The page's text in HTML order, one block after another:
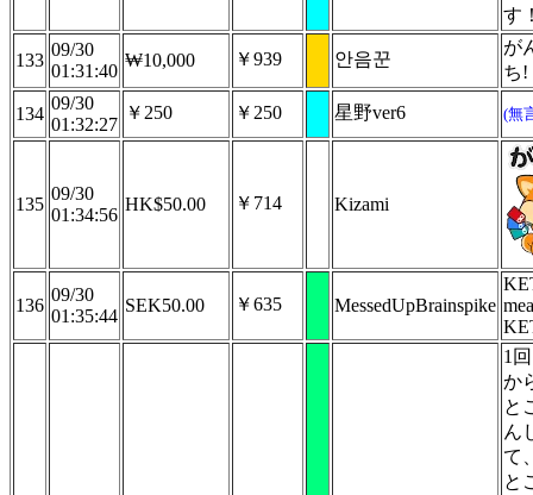
す
133
09/30
01:31:40
₩10,000 ￥939 안음꾼
が
ち!
134
09/30
01:32:27
￥250 ￥250 星野ver6 (無
135
09/30
01:34:56
HK$50.00 ￥714 Kizami
136
09/30
01:35:44
SEK50.00 ￥635 MessedUpBrainspike
1
か
と
ん
て
と